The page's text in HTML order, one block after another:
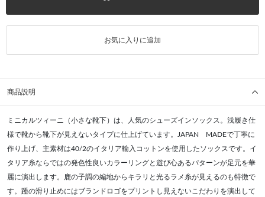
お気に入りに追加
商品説明
ミニカルツィーニ（小さな靴下）は、人気のシューズインソックス。浅履き仕
様で靴から靴下が見えないタイプに仕上げています。JAPAN MADEで丁寧に
作り上げ、主素材は40/2のイタリア輸入コットンを使用したソックスです。イ
タリア糸ならではの発色性良いカラーリングと遊び心あるパターンが足元を華
麗に演出します。鹿の子調の編地からキラリと光るラメ糸が見えるのも特徴で
す。踵の滑り止めにはブランドロゴをプリントし見えないこだわりを演出して